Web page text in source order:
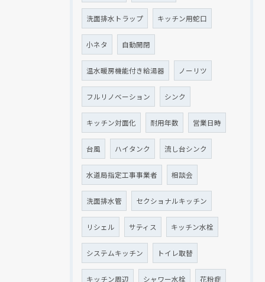
洗面排水トラップ キッチン用蛇口
小ネタ 自動開閉
温水暖房機能付き給湯器 ノーリツ
フルリノベーション シンク
キッチン対面化 耐用年数 営業日時
台風 ハイタンク 流し台シンク
水道局指定工事事業者 相談会
洗面排水管 セクショナルキッチン
リシェル サティス キッチン水栓
システムキッチン トイレ取替
キッチン周辺 シャワー水栓 花粉症